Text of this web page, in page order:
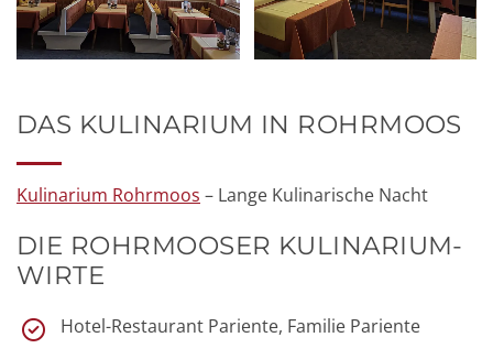
DAS KULINARIUM IN ROHRMOOS
Kulinarium Rohrmoos – Lange Kulinarische Nacht
DIE ROHRMOOSER KULINARIUM-
WIRTE
Hotel-Restaurant Pariente, Familie Pariente